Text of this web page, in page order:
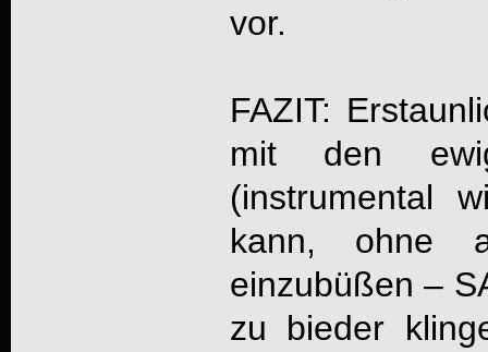
vor.
FAZIT:
mit den
(instrumental
kann, ohne
einzubüßen –
zu bieder